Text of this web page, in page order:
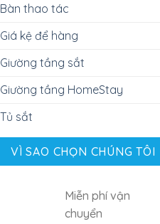
Bàn thao tác
Giá kệ để hàng
Giường tầng sắt
Giường tầng HomeStay
Tủ sắt
VÌ SAO CHỌN CHÚNG TÔI
Miễn phí vận
chuyển